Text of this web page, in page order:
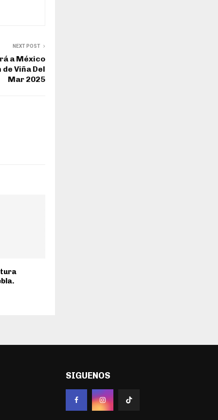
NEXT POST
a México
Viña Del
Mar 2025
SIGUENOS